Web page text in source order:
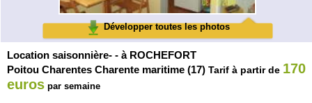
Développer toutes les photos
Location saisonnière- - à ROCHEFORT
Poitou Charentes Charente maritime (17) Tarif à partir de 170
euros par semaine